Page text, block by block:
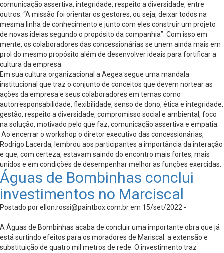
comunicação assertiva, integridade, respeito a diversidade, entre
outros. “A missão foi orientar os gestores, ou seja, deixar todos na
mesma linha de conhecimento e junto com eles construir um projeto
de novas ideias segundo o propósito da companhia”. Com isso em
mente, os colaboradores das concessionárias se unem ainda mais em
prol do mesmo propósito além de desenvolver ideais para fortificar a
cultura da empresa.
Em sua cultura organizacional a Aegea segue uma mandala
institucional que traz o conjunto de conceitos que devem nortear as
ações da empresa e seus colaboradores em temas como
autorresponsabilidade, flexibilidade, senso de dono, ética e integridade,
gestão, respeito a diversidade, compromisso social e ambiental, foco
na solução, motivado pelo que faz, comunicação assertiva e empatia.
Ao encerrar o workshop o diretor executivo das concessionárias,
Rodrigo Lacerda, lembrou aos participantes a importância da interação
e que, com certeza, estavam saindo do encontro mais fortes, mais
unidos e em condições de desempenhar melhor as funções exercidas.
Águas de Bombinhas conclui
investimentos no Marciscal
Postado porellon.rossi@paintbox.com.brem 15/set/2022 -
A Águas de Bombinhas acaba de concluir uma importante obra que já
está surtindo efeitos para os moradores de Mariscal: a extensão e
substituição de quatro mil metros de rede. O investimento traz